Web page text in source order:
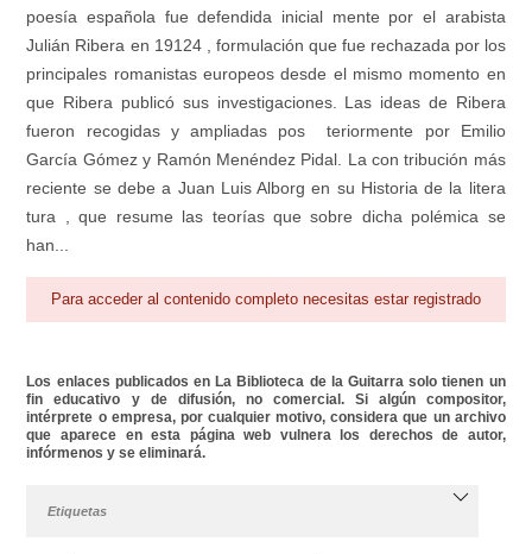
poesía española fue defendida inicial mente por el arabista
Julián Ribera en 19124 , formulación que fue rechazada por los
principales romanistas europeos desde el mismo momento en
que Ribera publicó sus investigaciones. Las ideas de Ribera
fueron recogidas y ampliadas pos teriormente por Emilio
García Gómez y Ramón Menéndez Pidal. La con tribución más
reciente se debe a Juan Luis Alborg en su Historia de la litera
tura , que resume las teorías que sobre dicha polémica se
han...
Para acceder al contenido completo necesitas estar registrado
Los enlaces publicados en La Biblioteca de la Guitarra solo tienen un
fin educativo y de difusión, no comercial. Si algún compositor,
intérprete o empresa, por cualquier motivo, considera que un archivo
que aparece en esta página web vulnera los derechos de autor,
infórmenos y se eliminará.
Etiquetas